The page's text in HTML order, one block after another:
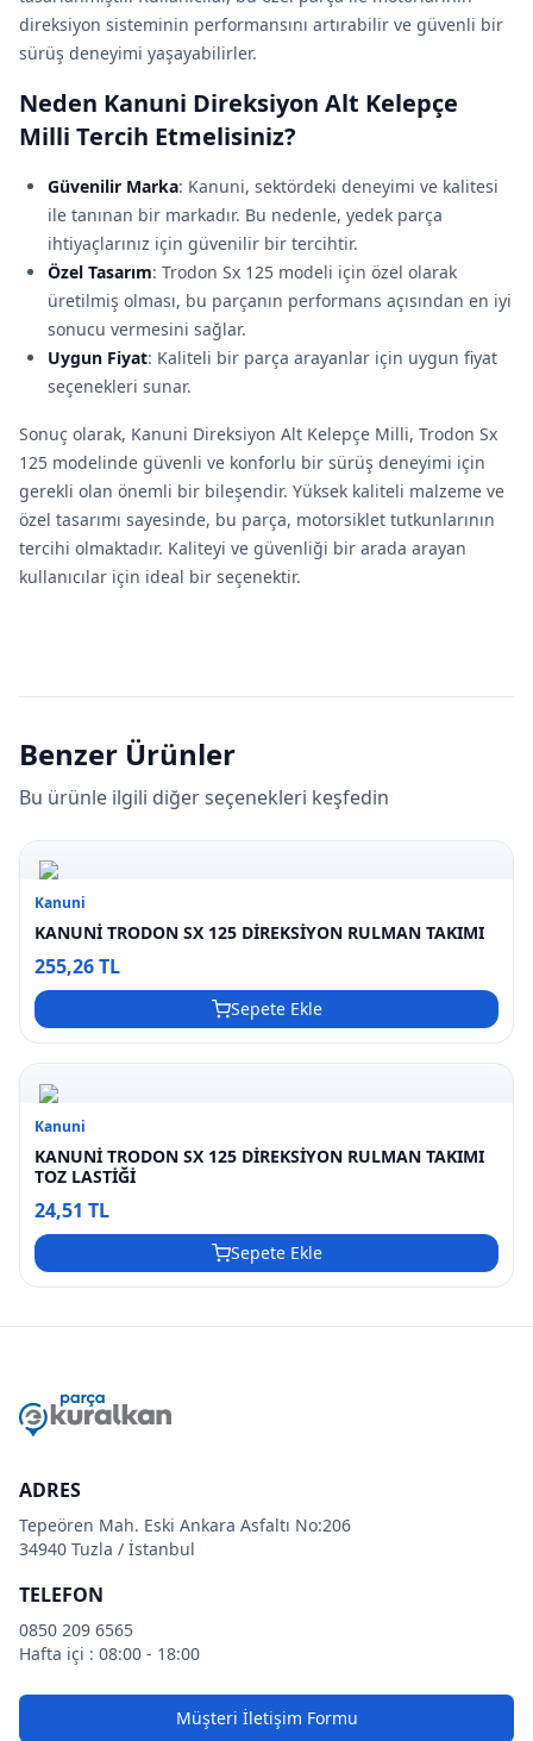
direksiyon sisteminin performansını artırabilir ve güvenli bir
sürüş deneyimi yaşayabilirler.
Neden Kanuni Direksiyon Alt Kelepçe
Milli Tercih Etmelisiniz?
Güvenilir Marka: Kanuni, sektördeki deneyimi ve kalitesi
ile tanınan bir markadır. Bu nedenle, yedek parça
ihtiyaçlarınız için güvenilir bir tercihtir.
Özel Tasarım: Trodon Sx 125 modeli için özel olarak
üretilmiş olması, bu parçanın performans açısından en iyi
sonucu vermesini sağlar.
Uygun Fiyat: Kaliteli bir parça arayanlar için uygun fiyat
seçenekleri sunar.
Sonuç olarak, Kanuni Direksiyon Alt Kelepçe Milli, Trodon Sx
125 modelinde güvenli ve konforlu bir sürüş deneyimi için
gerekli olan önemli bir bileşendir. Yüksek kaliteli malzeme ve
özel tasarımı sayesinde, bu parça, motorsiklet tutkunlarının
tercihi olmaktadır. Kaliteyi ve güvenliği bir arada arayan
kullanıcılar için ideal bir seçenektir.
Benzer Ürünler
Bu ürünle ilgili diğer seçenekleri keşfedin
Kanuni
KANUNİ TRODON SX 125 DİREKSİYON RULMAN TAKIMI
255,26 TL
Sepete Ekle
Kanuni
KANUNİ TRODON SX 125 DİREKSİYON RULMAN TAKIMI
TOZ LASTİĞİ
24,51 TL
Sepete Ekle
ADRES
Tepeören Mah. Eski Ankara Asfaltı No:206
34940 Tuzla / İstanbul
TELEFON
0850 209 6565
Hafta içi : 08:00 - 18:00
Müşteri İletişim Formu